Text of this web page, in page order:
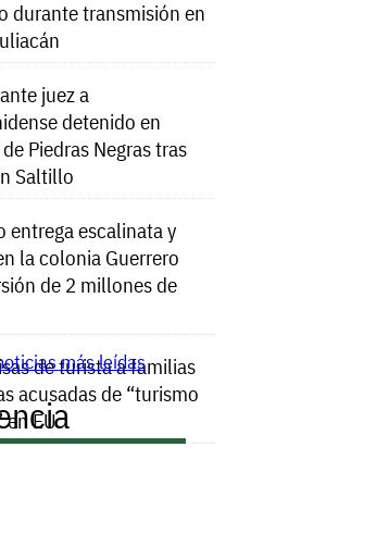
durante transmisión en
juez a
detenido en
Piedras Negras tras
Saltillo
entrega escalinata y
la colonia Guerrero
de 2 millones de
de turista a familias
acusadas de “turismo
en EU
más leídas